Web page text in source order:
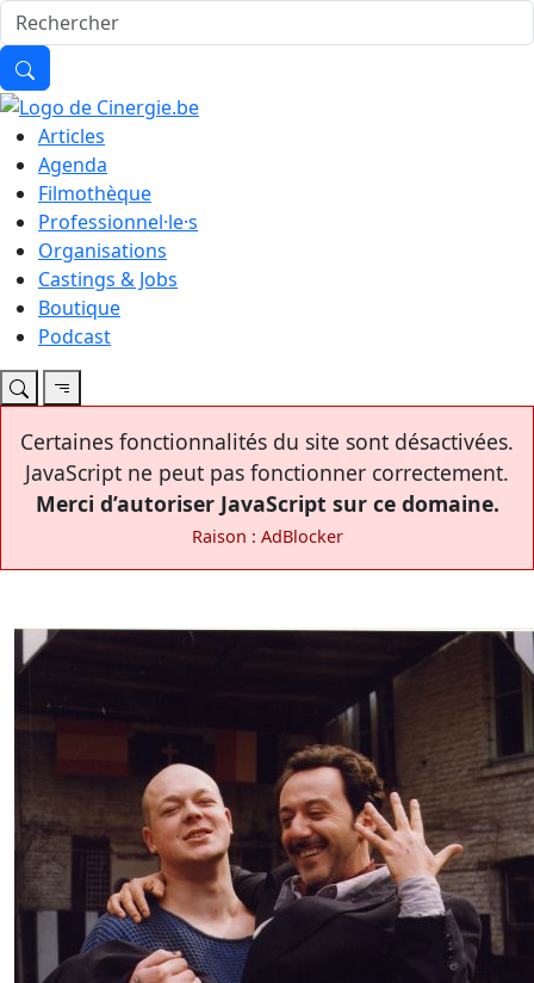
Articles
Agenda
Filmothèque
Professionnel·le·s
Organisations
Castings & Jobs
Boutique
Podcast
Certaines fonctionnalités du site sont désactivées.
JavaScript ne peut pas fonctionner correctement.
Merci d’autoriser JavaScript sur ce domaine.
Raison : AdBlocker